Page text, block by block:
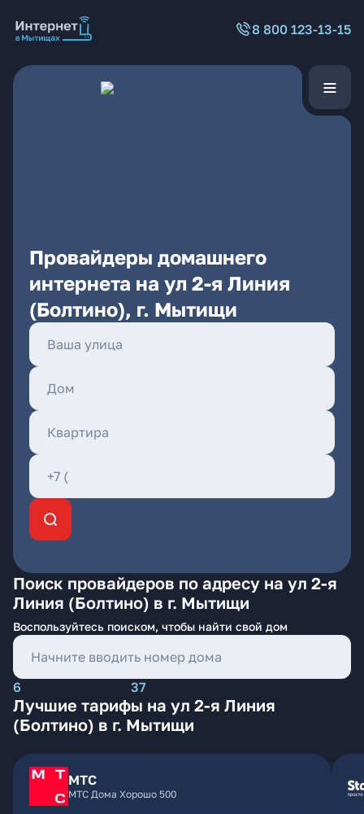
8 800 123-13-15
Провайдеры домашнего
интернета на ул 2-я Линия
(Болтино), г. Мытищи
Поиск провайдеров по адресу на ул 2-я
Линия (Болтино) в г. Мытищи
Воспользуйтесь поиском, чтобы найти свой дом
6 37
Лучшие тарифы на ул 2-я Линия
(Болтино) в г. Мытищи
МТС
МТС Дома Хорошо 500